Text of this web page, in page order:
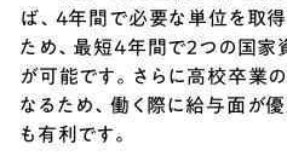
ば、4年間で必要な単位を取
ため、最短4年間で2つの国家
が可能です。さらに高校卒業
なるため、働く際に給与面が
も有利です。